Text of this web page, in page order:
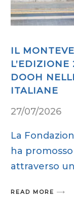
IL
DOOH
ITALIANE
27/07/2026
La
ha
attraverso
READ MORE